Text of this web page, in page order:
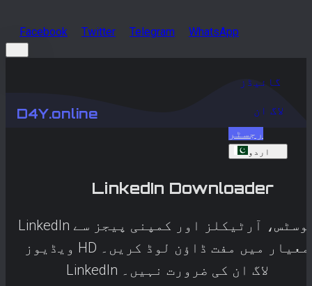
Facebook Twitter Telegram WhatsApp
D4Y.online
گائیڈز
لاگ ان
رجسٹر
اردو
LinkedIn Downloader
LinkedIn پوسٹس، آرٹیکلز اور کمپنی پیجز سے
ویڈیوز HD معیار میں مفت ڈاؤن لوڈ کریں۔
LinkedIn لاگ ان کی ضرورت نہیں۔